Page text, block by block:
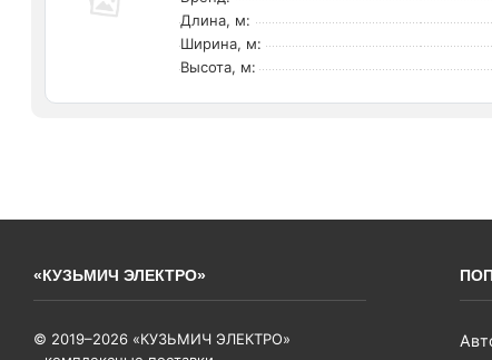
Длина, м:
Ширина, м:
Высота, м:
«КУЗЬМИЧ ЭЛЕКТРО»
© 2019–2026 «КУЗЬМИЧ ЭЛЕКТРО»